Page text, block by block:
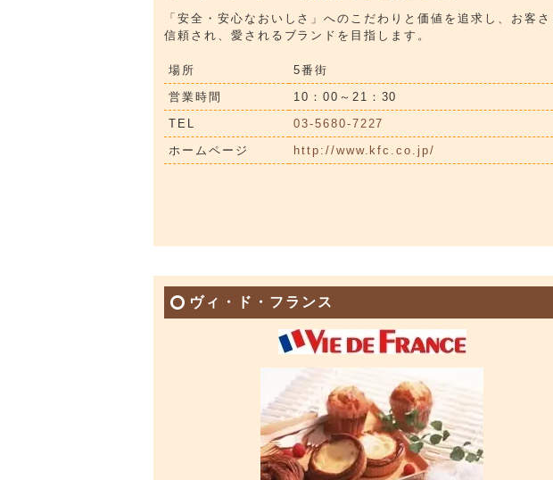
「安全・安心なおいしさ」へのこだわりと価値を追求し、お客さ
信頼され、愛されるブランドを目指します。
場所
5番街
営業時間
10：00～21：30
TEL
03-5680-7227
ホームページ
http://www.kfc.co.jp/
ヴィ・ド・フランス